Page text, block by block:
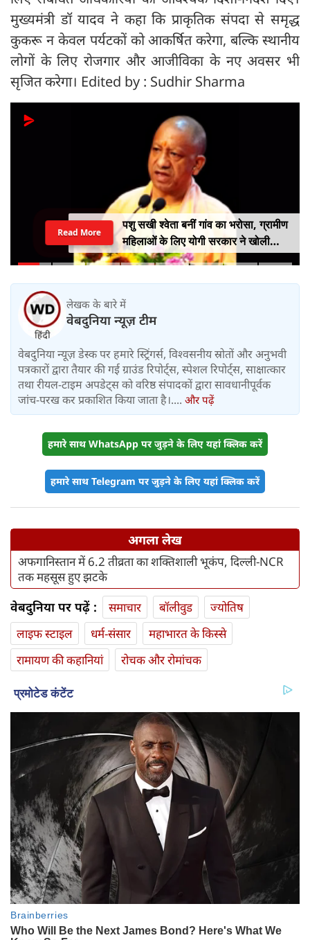
मुख्यमंत्री डॉ यादव ने कहा कि प्राकृतिक संपदा से समृद्ध
कुकरू न केवल पर्यटकों को आकर्षित करेगा, बल्कि स्थानीय
लोगों के लिए रोजगार और आजीविका के नए अवसर भी
सृजित करेगा। Edited by : Sudhir Sharma
पशु सखी श्वेता बनीं गांव का भरोसा, ग्रामीण
महिलाओं के लिए योगी सरकार ने खोली
आत्मनिर्भरता की राह
Read More
लेखक के बारे में
वेबदुनिया न्यूज़ टीम
वेबदुनिया न्यूज़ डेस्क पर हमारे स्ट्रिंगर्स, विश्वसनीय स्रोतों और अनुभवी
पत्रकारों द्वारा तैयार की गई ग्राउंड रिपोर्ट्स, स्पेशल रिपोर्ट्स, साक्षात्कार
तथा रीयल-टाइम अपडेट्स को वरिष्ठ संपादकों द्वारा सावधानीपूर्वक
जांच-परख कर प्रकाशित किया जाता है।.... और पढ़ें
हमारे साथ WhatsApp पर जुड़ने के लिए यहां क्लिक करें
हमारे साथ Telegram पर जुड़ने के लिए यहां क्लिक करें
अगला लेख
अफगानिस्तान में 6.2 तीव्रता का शक्तिशाली भूकंप, दिल्ली-NCR
तक महसूस हुए झटके
वेबदुनिया पर पढ़ें : समाचार बॉलीवुड
ज्योतिष
लाइफ स्‍टाइल
धर्म-संसार
महाभारत के किस्से
रामायण की कहानियां
रोचक और रोमांचक